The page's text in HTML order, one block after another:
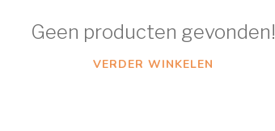
Geen producten gevonden!
VERDER WINKELEN